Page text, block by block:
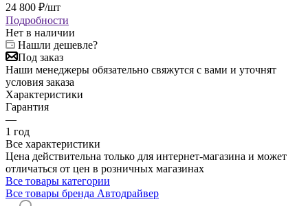
24 800 ₽/шт
Подробности
Нет в наличии
Нашли дешевле?
Под заказ
Наши менеджеры обязательно свяжутся с вами и уточнят
условия заказа
Характеристики
Гарантия
—
1 год
Все характеристики
Цена действительна только для интернет-магазина и может
отличаться от цен в розничных магазинах
Все товары категории
Все товары бренда Автодрайвер